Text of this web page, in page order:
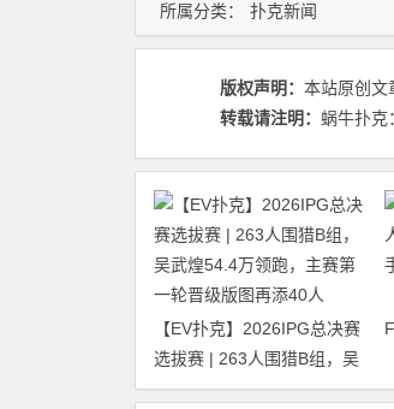
所属分类： 扑克新闻
版权声明： 本站原创文
转载请注明： 蜗牛扑克
【EV扑克】2026IPG总决赛
选拔赛 | 263人围猎B组，吴
武煌54.4万领跑，主赛第一